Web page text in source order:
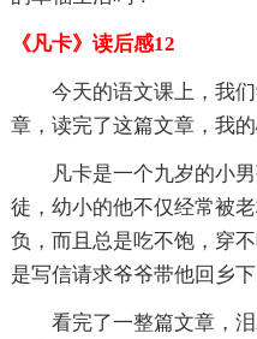
《凡卡》读后感12
今天的语文课上，我
章，读完了这篇文章，我
凡卡是一个九岁的小
徒，幼小的他不仅经常被
负，而且总是吃不饱，穿
是写信请求爷爷带他回乡下
看完了一整篇文章，